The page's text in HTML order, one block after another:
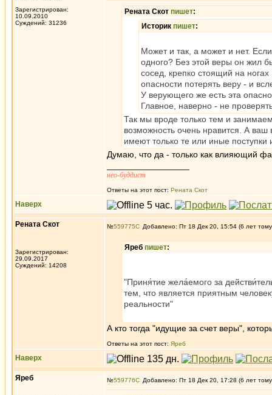
Зарегистрирован:
10.09.2010
Суждений: 31236
Рената Скот пишет:
Историк пишет:
Может и так, а может и нет.
одного? Без этой веры он жил
сосед, крепко стоящий на
опасности потерять веру - и
У верующего же есть эта
Главное, наверно - не
Так мы вроде только тем и
возможность очень нравится. А
имеют только те или иные
Думаю, что да - только как влияющий
нео-буддист
Ответы на этот пост: Рената Скот
Наверх
Рената Скот
Зарегистрирован:
29.09.2017
Суждений: 14208
№559775 Добавлено: Пт 18 Дек 20, 15:54 (6 лет
Яреб пишет:
"Приня́тие жела́емого за
тем, что является приятным
реальности"
А кто тогда "идущие за счет веры",
Ответы на этот пост: Яреб
Наверх
Яреб №559776 Добавлено: Пт 18 Дек 20, 17:28 (6 лет